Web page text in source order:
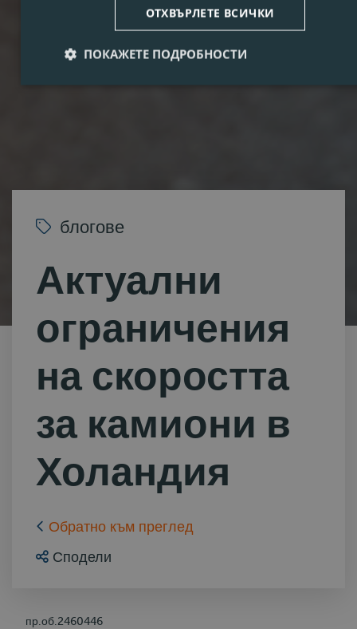
блогове
Актуални
ограничения
на скоростта
за камиони в
Холандия
Обратно към преглед
Сподели
пр.об.2460446
ОТХВЪРЛЕТЕ ВСИЧКИ
ПОКАЖЕТЕ ПОДРОБНОСТИ